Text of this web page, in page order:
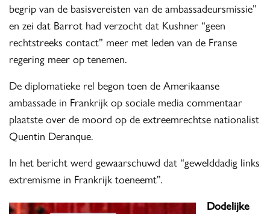
begrip van de basisvereisten van de ambassadeursmissie”
en zei dat Barrot had verzocht dat Kushner “geen
rechtstreeks contact” meer met leden van de Franse
regering meer op tenemen.
De diplomatieke rel begon toen de Amerikaanse
ambassade in Frankrijk op sociale media commentaar
plaatste over de moord op de extreemrechtse nationalist
Quentin Deranque.
In het bericht werd gewaarschuwd dat “gewelddadig links
extremisme in Frankrijk toeneemt”.
Dodelijke